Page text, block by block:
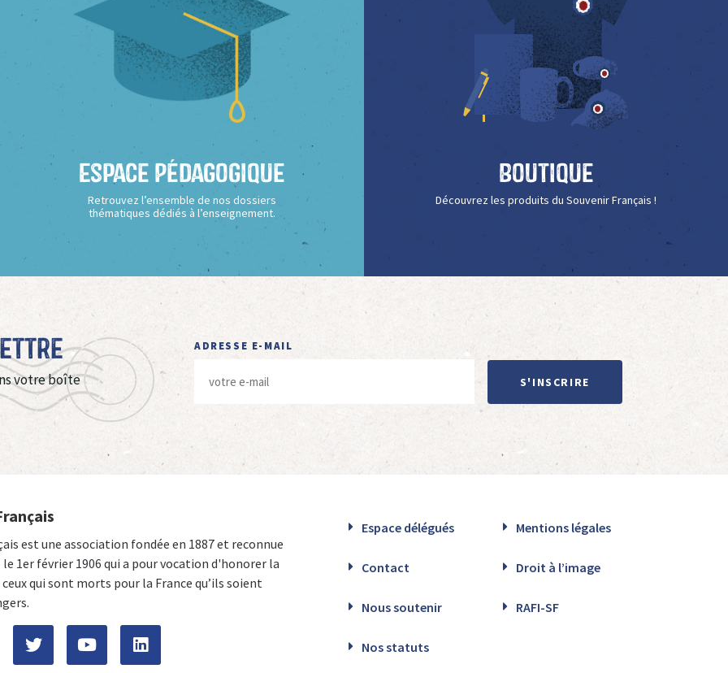
Espace Pédagogique
Retrouvez l’ensemble de nos dossiers
thématiques dédiés à l’enseignement.
Boutique
Découvrez les produits du Souvenir Français !
votre boîte
ADRESSE E-MAIL
S'INSCRIRE
est une association fondée en 1887 et reconnue
1er février 1906 qui a pour vocation d'honorer la
qui sont morts pour la France qu’ils soient
Espace délégués Mentions légales
Contact Droit à l’image
Nous soutenir RAFI-SF
Nos statuts